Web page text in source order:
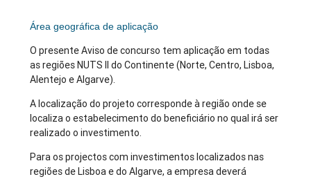
Área geográfica de aplicação
O presente Aviso de concurso tem aplicação em todas
as regiões NUTS II do Continente (Norte, Centro, Lisboa,
Alentejo e Algarve).
A localização do projeto corresponde à região onde se
localiza o estabelecimento do beneficiário no qual irá ser
realizado o investimento.
Para os projectos com investimentos localizados nas
regiões de Lisboa e do Algarve, a empresa deverá